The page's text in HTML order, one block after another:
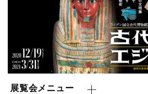
展覧会メニュー